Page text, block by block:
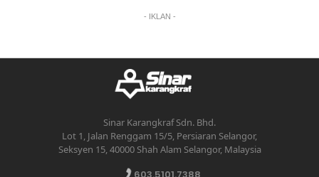
- IKLAN -
Sinar Karangkraf Sdn. Bhd.
Lot 1, Jalan Renggam 15/5, Persiaran Selangor,
Seksyen 15, 40000 Shah Alam Selangor, Malaysia